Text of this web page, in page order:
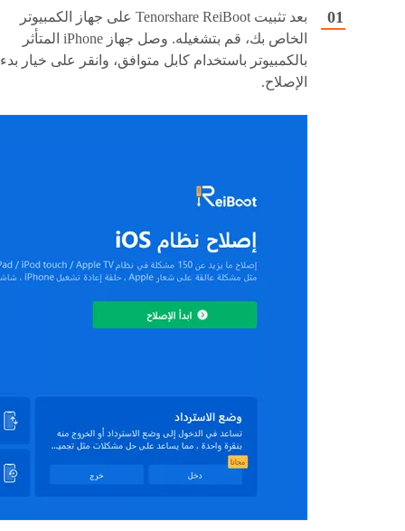
بعد تثبيت Tenorshare ReiBoot على جهاز الكمبيوتر
الخاص بك، قم بتشغيله. وصل جهاز iPhone المتأثر
بالكمبيوتر باستخدام كابل متوافق، وانقر على خيار بدء
الإصلاح.